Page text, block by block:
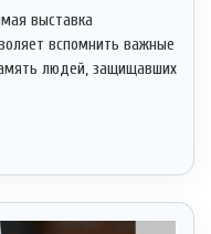
выставка
вспомнить важные
людей, защищавших